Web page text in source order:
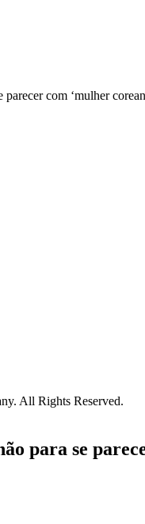
com ‘mulher
All Rights Reserved.
para se